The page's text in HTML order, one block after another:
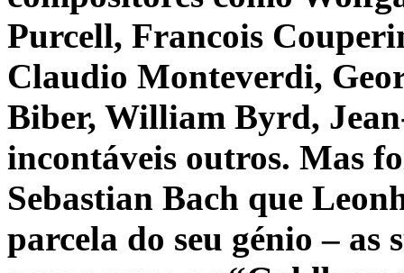
Purcell, Francois
Claudio Monteverdi,
Biber, William Byrd,
incontáveis outros. Mas
Sebastian Bach que
parcela do seu génio – as